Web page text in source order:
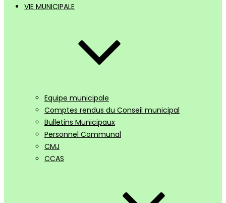
VIE MUNICIPALE
Equipe municipale
Comptes rendus du Conseil municipal
Bulletins Municipaux
Personnel Communal
CMJ
CCAS